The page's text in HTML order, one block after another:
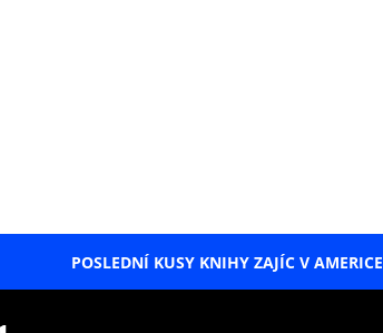
POSLEDNÍ KUSY KNIHY ZAJÍC V AMERICE